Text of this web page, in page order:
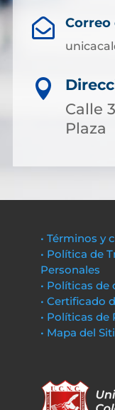
 Correo

Calle
Plaza
• Términos y
• Política de
Personales
• Políticas
• Certificado
• Políticas de
• Mapa del